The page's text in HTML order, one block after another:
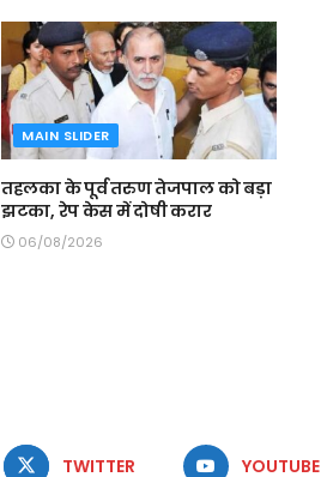
MAIN SLIDER
तहलका के पूर्व तरुण तेजपाल को बड़ा
झटका, रेप केस में दोषी करार
06/08/2026
TWITTER YOUTUBE